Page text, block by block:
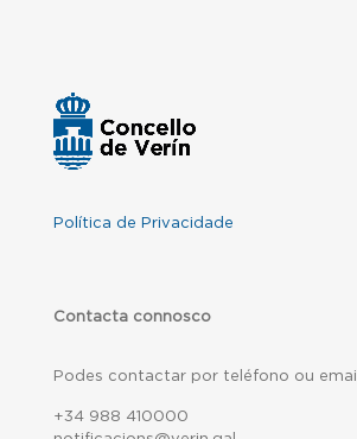
Política de Privacidade
Contacta connosco
Podes contactar por teléfono ou email
+34 988 410000